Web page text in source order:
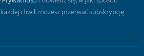
chwili możesz przerwać subskrypcję